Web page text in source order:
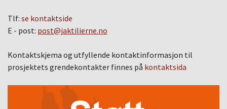
Tlf: se kontaktside
E - post: post@jaktilierne.no
Kontaktskjema og utfyllende kontaktinformasjon til
prosjektets grendekontakter finnes på kontaktsida